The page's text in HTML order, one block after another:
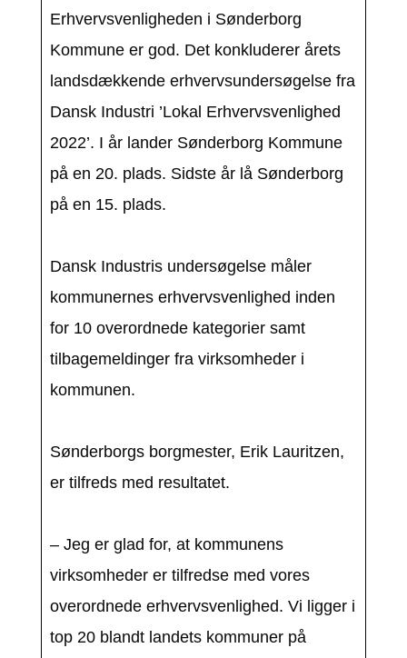
Erhvervsvenligheden i Sønderborg
Kommune er god. Det konkluderer årets
landsdækkende erhvervsundersøgelse fra
Dansk Industri ’Lokal Erhvervsvenlighed
2022’. I år lander Sønderborg Kommune
på en 20. plads. Sidste år lå Sønderborg
på en 15. plads.
Dansk Industris undersøgelse måler
kommunernes erhvervsvenlighed inden
for 10 overordnede kategorier samt
tilbagemeldinger fra virksomheder i
kommunen.
Sønderborgs borgmester, Erik Lauritzen,
er tilfreds med resultatet.
– Jeg er glad for, at kommunens
virksomheder er tilfredse med vores
overordnede erhvervsvenlighed. Vi ligger i
top 20 blandt landets kommuner på